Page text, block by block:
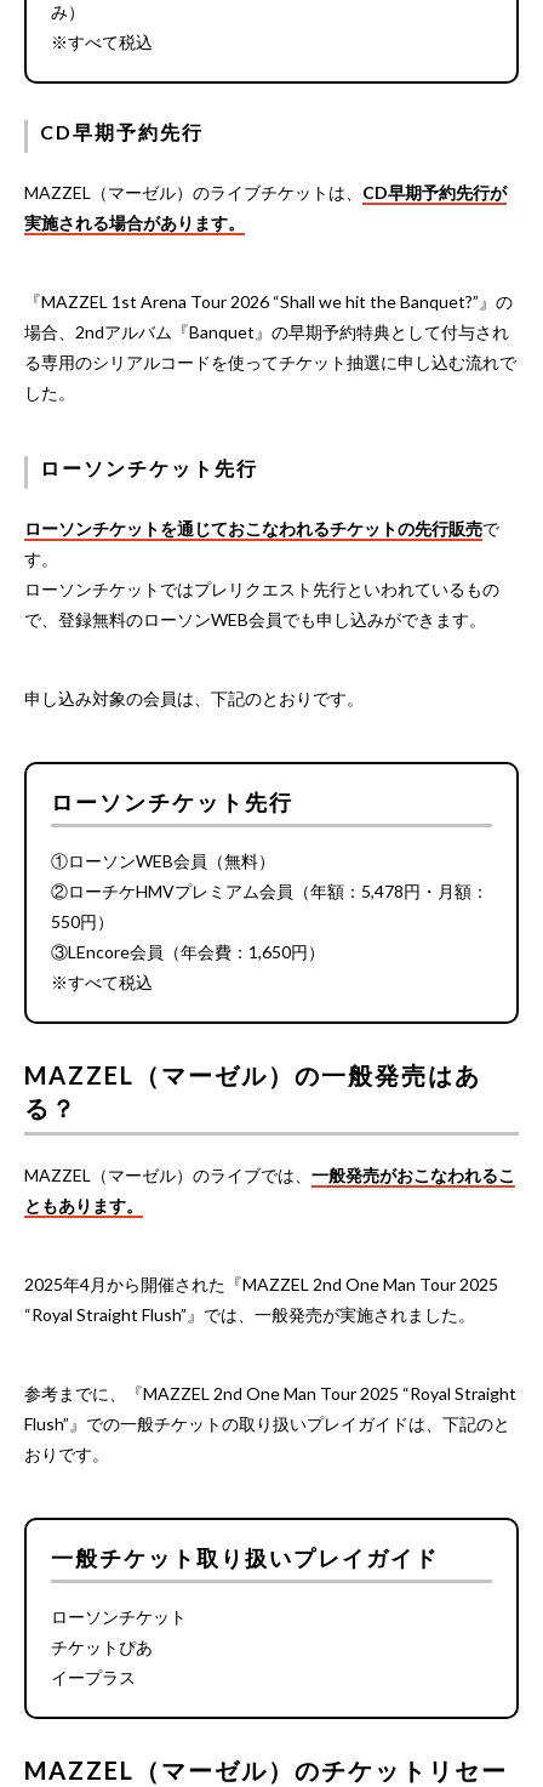
み）
※すべて税込
CD早期予約先行
MAZZEL（マーゼル）のライブチケットは、 CD早期予約先行が
実施される場合があります。
『MAZZEL 1st Arena Tour 2026 “Shall we hit the Banquet?”』の
場合、2ndアルバム『Banquet』の早期予約特典として付与され
る専用のシリアルコードを使ってチケット抽選に申し込む流れで
した。
ローソンチケット先行
ローソンチケットを通じておこなわれるチケットの先行販売で
す。
ローソンチケットではプレリクエスト先行といわれているもの
で、登録無料のローソンWEB会員でも申し込みができます。
申し込み対象の会員は、下記のとおりです。
ローソンチケット先行
①ローソンWEB会員（無料）
②ローチケHMVプレミアム会員（年額：5,478円・月額：
550円）
③LEncore会員（年会費：1,650円）
※すべて税込
MAZZEL（マーゼル）の一般発売はあ
る？
MAZZEL（マーゼル）のライブでは、 一般発売がおこなわれるこ
ともあります。
2025年4月から開催された『MAZZEL 2nd One Man Tour 2025
“Royal Straight Flush”』では、一般発売が実施されました。
参考までに、『MAZZEL 2nd One Man Tour 2025 “Royal Straight
Flush”』での一般チケットの取り扱いプレイガイドは、下記のと
おりです。
一般チケット取り扱いプレイガイド
ローソンチケット
チケットぴあ
イープラス
MAZZEL（マーゼル）のチケットリセー